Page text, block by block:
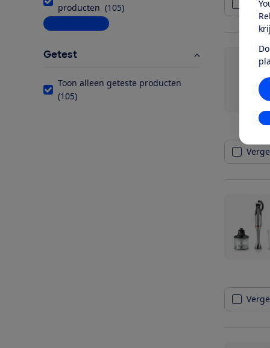
producten (105)
Meer informatie
Getest
Toon alleen geteste producten
(105)